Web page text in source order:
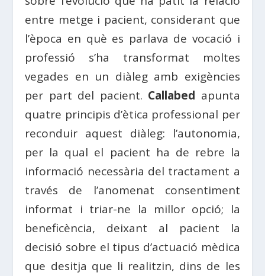
entre metge i pacient, considerant que
l’època en què es parlava de vocació i
professió s’ha transformat moltes
vegades en un diàleg amb exigències
per part del pacient. Callabed apunta
quatre principis d’ètica professional per
reconduir aquest diàleg: l’autonomia,
per la qual el pacient ha de rebre la
informació necessària del tractament a
través de l’anomenat consentiment
informat i triar-ne la millor opció; la
beneficència, deixant al pacient la
decisió sobre el tipus d’actuació mèdica
que desitja que li realitzin, dins de les